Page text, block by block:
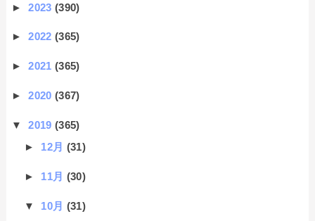
►2023(390)
►2022(365)
►2021(365)
►2020(367)
▼2019(365)
► 12月 (31)
► 11月 (30)
▼ 10月 (31)